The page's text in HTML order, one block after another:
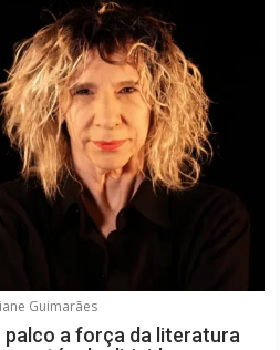
Guimarães
palco a força da literatura